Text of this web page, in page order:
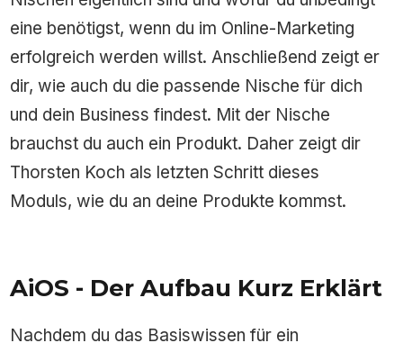
eine benötigst, wenn du im Online-Marketing
erfolgreich werden willst. Anschließend zeigt er
dir, wie auch du die passende Nische für dich
und dein Business findest. Mit der Nische
brauchst du auch ein Produkt. Daher zeigt dir
Thorsten Koch als letzten Schritt dieses
Moduls, wie du an deine Produkte kommst.
AiOS - Der Aufbau Kurz Erklärt
Nachdem du das Basiswissen für ein